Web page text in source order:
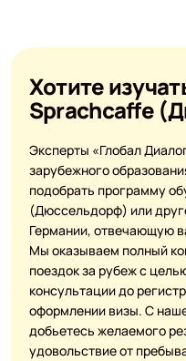
Хотите
Sprachcaffe
Эксперты «Глобал
зарубежного
подобрать программу
(Дюссельдорф) или
Германии, отвечающую
Мы оказываем полный
поездок за рубеж с
консультации до
оформлении визы. С
добьетесь желаемого
удовольствие от